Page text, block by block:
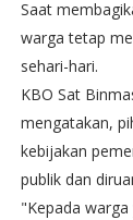
Saat
warga tetap
sehari-hari.
KBO Sat
mengatakan,
kebijakan
publik dan
"Kepada